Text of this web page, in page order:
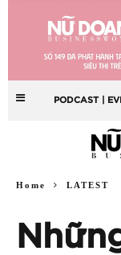
PODCAST |
Home LATEST